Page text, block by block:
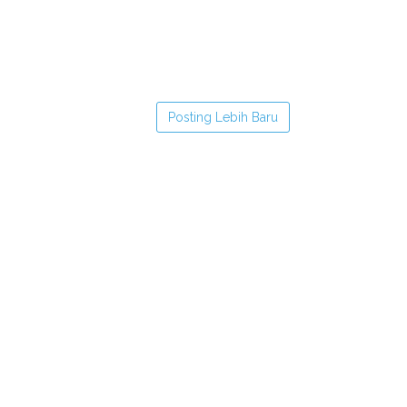
Posting Lebih Baru